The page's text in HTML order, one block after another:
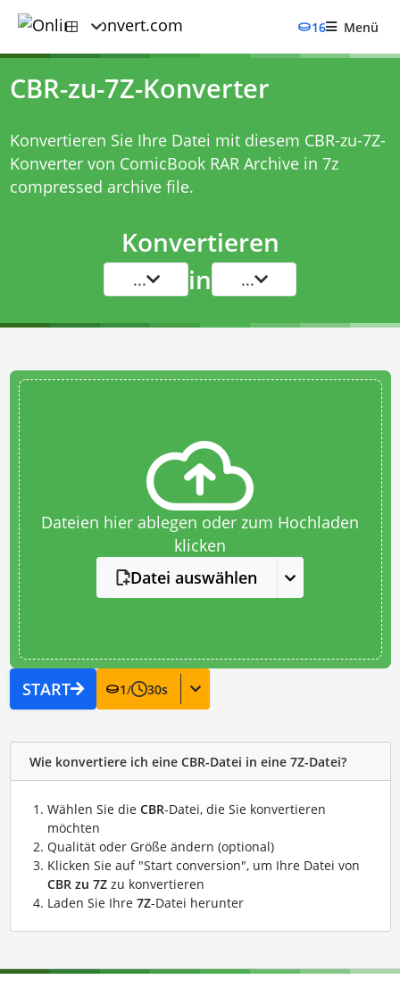
16 Menü
CBR-zu-7Z-Konverter
Konvertieren Sie Ihre Datei mit diesem CBR-zu-7Z-
Konvertervon ComicBook RAR Archive in 7z
compressed archive file.
Konvertieren
... in ...
Dateien hier ablegen oder zum Hochladen
klicken
Datei auswählen
START 1/ 30s
Wie konvertiere ich eine CBR-Datei in eine 7Z-Datei?
Wählen Sie die CBR-Datei, die Sie konvertieren
möchten
Qualität oder Größe ändern (optional)
Klicken Sie auf "Start conversion", um Ihre Datei von
CBR zu 7Zzu konvertieren
Laden Sie Ihre 7Z-Datei herunter